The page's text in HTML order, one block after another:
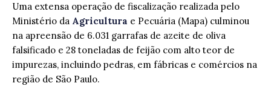
Uma extensa operação de fiscalização realizada pelo
Ministério da Agricultura e Pecuária (Mapa) culminou
na apreensão de 6.031 garrafas de azeite de oliva
falsificado e 28 toneladas de feijão com alto teor de
impurezas, incluindo pedras, em fábricas e comércios na
região de São Paulo.